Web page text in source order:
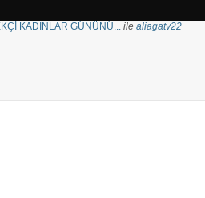
KADINLAR GÜNÜNÜ... ile aliagatv22